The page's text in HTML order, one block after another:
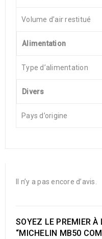
Volume d’air restitué
Alimentation
Type d’alimentation
Divers
Pays d’origine
Il n’y a pas encore d’avis.
SOYEZ LE PREMIER À
“MICHELIN MB50